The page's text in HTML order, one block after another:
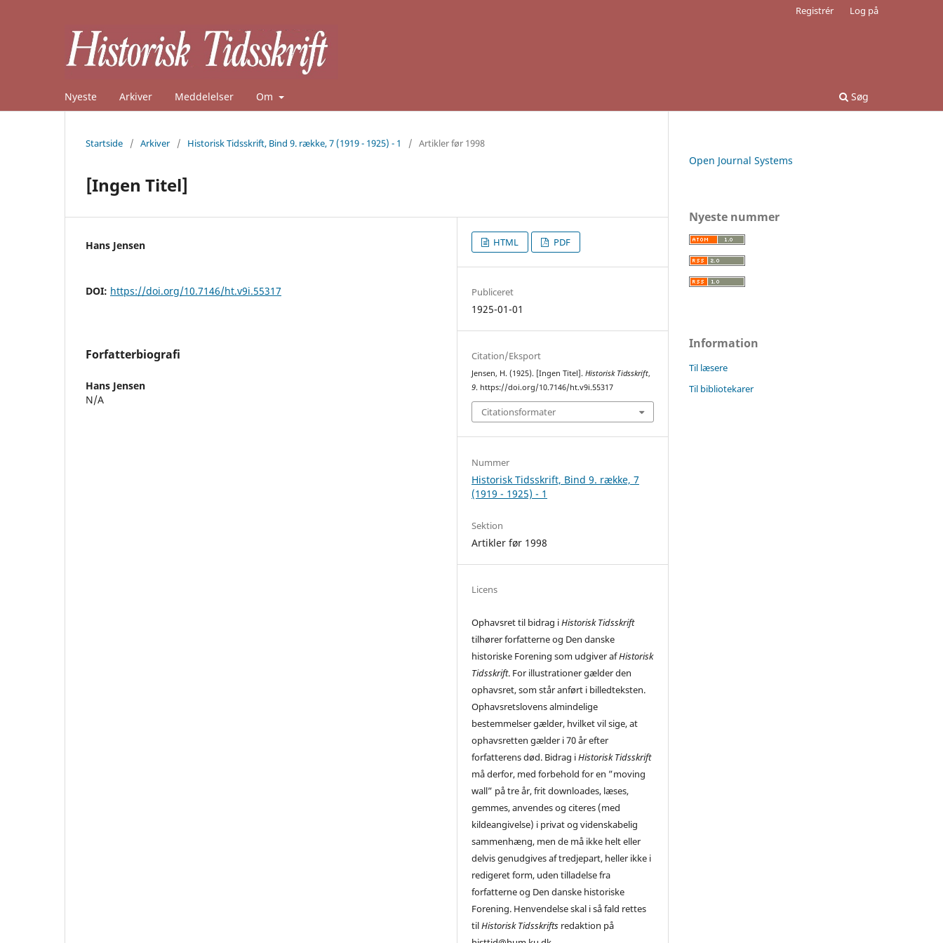
Nyeste Arkiver Meddelelser Om Søg
Registrér Log på
Startside / Arkiver / Historisk Tidsskrift, Bind 9. række, 7 (1919 - 1925) - 1 / Artikler før 1998
[Ingen Titel]
Hans Jensen
DOI: https://doi.org/10.7146/ht.v9i.55317
Forfatterbiografi
Hans Jensen
N/A
HTML PDF
Publiceret
1925-01-01
Citation/Eksport
Jensen, H. (1925). [Ingen Titel].Historisk Tidsskrift,
9. https://doi.org/10.7146/ht.v9i.55317
Citationsformater
Nummer
Historisk Tidsskrift, Bind 9. række, 7
(1919 - 1925) - 1
Sektion
Artikler før 1998
Licens
Ophavsret til bidrag iHistorisk Tidsskrift
tilhører forfatterne og Den danske
historiske Forening som udgiver afHistorisk
Tidsskrift. For illustrationer gælder den
ophavsret, som står anført i billedteksten.
Ophavsretslovens almindelige
bestemmelser gælder, hvilket vil sige, at
ophavsretten gælder i 70 år efter
forfatterens død. Bidrag iHistorisk Tidsskrift
må derfor, med forbehold for en ”moving
wall” på tre år, frit downloades, læses,
gemmes, anvendes og citeres (med
kildeangivelse) i privat og videnskabelig
sammenhæng, men de må ikke helt eller
delvis genudgives af tredjepart, heller ikke i
redigeret form, uden tilladelse fra
forfatterne og Den danske historiske
Forening. Henvendelse skal i så fald rettes
tilHistorisk Tidsskrifts redaktion på
Open Journal Systems
Nyeste nummer
Information
Til læsere
Til bibliotekarer